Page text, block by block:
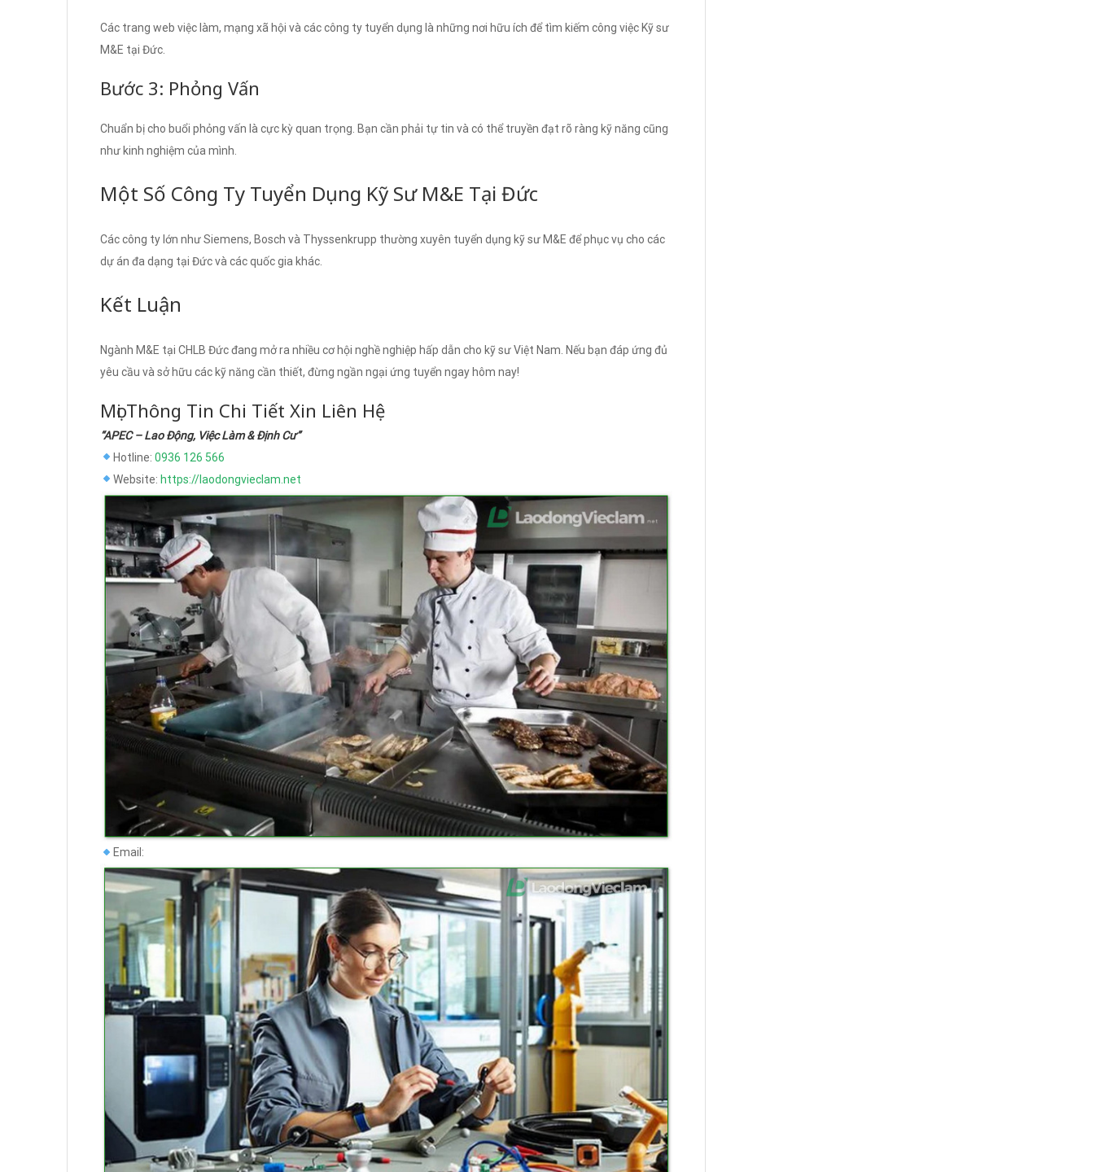
Các trang web việc làm, mạng xã hội và các công ty tuyển dụng là những nơi hữu ích để tìm kiếm công việc Kỹ sư
M&E tại Đức.
Bước 3: Phỏng Vấn
Chuẩn bị cho buổi phỏng vấn là cực kỳ quan trọng. Bạn cần phải tự tin và có thể truyền đạt rõ ràng kỹ năng cũng
như kinh nghiệm của mình.
Một Số Công Ty Tuyển Dụng Kỹ Sư M&E Tại Đức
Các công ty lớn như Siemens, Bosch và Thyssenkrupp thường xuyên tuyển dụng kỹ sư M&E để phục vụ cho các
dự án đa dạng tại Đức và các quốc gia khác.
Kết Luận
Ngành M&E tại CHLB Đức đang mở ra nhiều cơ hội nghề nghiệp hấp dẫn cho kỹ sư Việt Nam. Nếu bạn đáp ứng đủ
yêu cầu và sở hữu các kỹ năng cần thiết, đừng ngần ngại ứng tuyển ngay hôm nay!
Mọi Thông Tin Chi Tiết Xin Liên Hệ
“APEC – Lao Động, Việc Làm & Định Cư”
Hotline: 0936 126 566
Website: https://laodongvieclam.net
Email: